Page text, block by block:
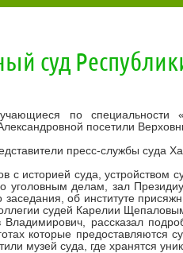
суд
по специальности
посетили
пресс-службы суда
с историей суда,
уголовным делам, зал
заседания, об институте
судей Карелии
рассказал
которые
музей суда, где хранятся